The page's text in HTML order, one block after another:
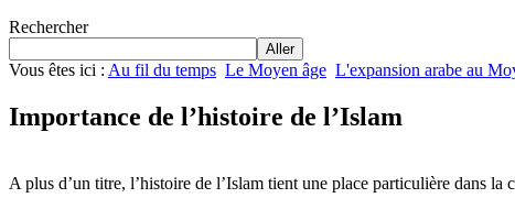
Rechercher
Aller
Vous êtes ici : Au fil du temps Le Moyen âge L'expansion arabe au
Importance de l’histoire de l’Islam
A plus d’un titre, l’histoire de l’Islam tient une place particulière dans la